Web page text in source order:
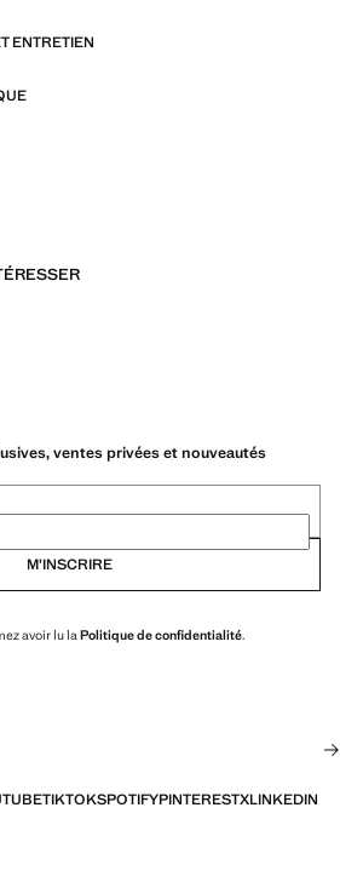
ENTRETIEN
les vêtements et les tendances
ventes privées et nouveautés
M’INSCRIRE
avoir lu la Politique de confidentialité.
TIKTOKSPOTIFYPINTERESTXLINKEDIN